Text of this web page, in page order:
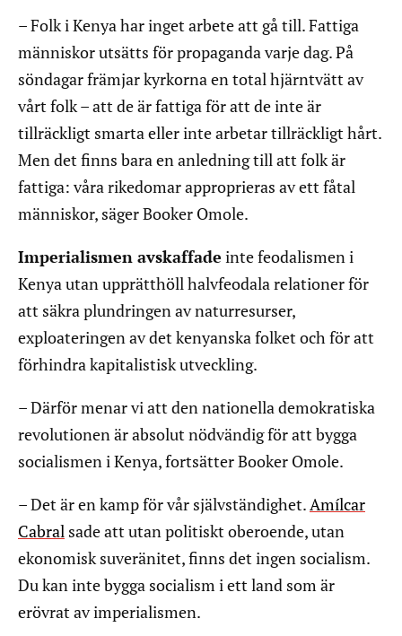
– Folk i Kenya har inget arbete att gå till. Fattiga
människor utsätts för propaganda varje dag. På
söndagar främjar kyrkorna en total hjärntvätt av
vårt folk – att de är fattiga för att de inte är
tillräckligt smarta eller inte arbetar tillräckligt hårt.
Men det finns bara en anledning till att folk är
fattiga: våra rikedomar approprieras av ett fåtal
människor, säger Booker Omole.
Imperialismen avskaffade inte feodalismen i
Kenya utan upprätthöll halvfeodala relationer för
att säkra plundringen av naturresurser,
exploateringen av det kenyanska folket och för att
förhindra kapitalistisk utveckling.
– Därför menar vi att den nationella demokratiska
revolutionen är absolut nödvändig för att bygga
socialismen i Kenya, fortsätter Booker Omole.
– Det är en kamp för vår självständighet.Amílcar
Cabral sade att utan politiskt oberoende, utan
ekonomisk suveränitet, finns det ingen socialism.
Du kan inte bygga socialism i ett land som är
erövrat av imperialismen.